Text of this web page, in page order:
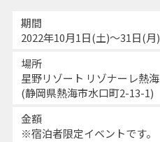
期間
2022年10月1日(土)～31日(月)
場所
星野リゾート リゾナーレ熱海
(静岡県熱海市水口町2-13-1)
金額
※宿泊者限定イベントです。